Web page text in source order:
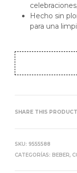
Hecho sin
para una
SHARE THIS PRODUCT
SKU: 9555588
CATEGORÍAS: BEBER,